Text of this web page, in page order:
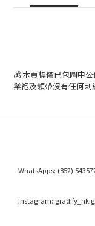
💰 本頁標價已包圖中
業袍及領帶沒有任何刺
WhatsApps: (852)
Instagram: gradify_hkig